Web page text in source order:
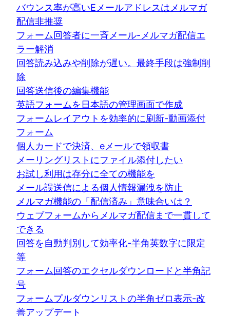
バウンス率が高いEメールアドレスはメルマガ
配信非推奨
フォーム回答者に一斉メール-メルマガ配信エ
ラー解消
回答読み込みや削除が遅い。最終手段は強制削
除
回答送信後の編集機能
英語フォームを日本語の管理画面で作成
フォームレイアウトを効率的に刷新-動画添付
フォーム
個人カードで決済、eメールで領収書
メーリングリストにファイル添付したい
お試し利用は存分に全ての機能を
メール誤送信による個人情報漏洩を防止
メルマガ機能の「配信済み」意味合いは？
ウェブフォームからメルマガ配信まで一貫して
できる
回答を自動判別して効率化-半角英数字に限定
等
フォーム回答のエクセルダウンロードと半角記
号
フォームプルダウンリストの半角ゼロ表示-改
善アップデート